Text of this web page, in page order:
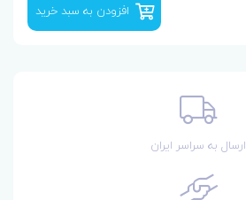
افزودن به سبد خرید
ارسال به سراسر ایران